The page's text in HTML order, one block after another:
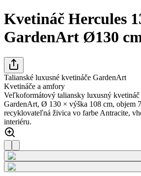
Kvetináč Hercules
GardenArt Ø130
Talianské luxusné kvetináče GardenArt
Kvetináče a amfory
Veľkoformátový taliansky luxusný kvetináč
GardenArt, Ø 130 × výška 108 cm, objem
recyklovateľná živica vo farbe Antracite,
interiéru.